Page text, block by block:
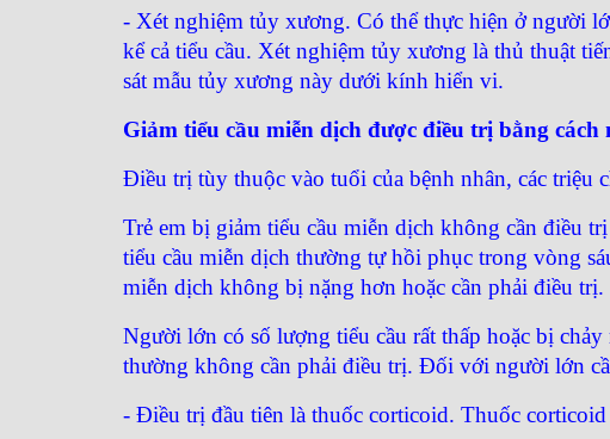
- Xét nghiệm tủy xương. Có thể thực hiện ở người
kể cả tiểu cầu. Xét nghiệm tủy xương là thủ thuật
sát mẫu tủy xương này dưới kính hiển vi.
Giảm tiểu cầu miễn dịch được điều trị bằng cách
Điều trị tùy thuộc vào tuổi của bệnh nhân, các triệu
Trẻ em bị giảm tiểu cầu miễn dịch không cần điều
tiểu cầu miễn dịch thường tự hồi phục trong vòng
miễn dịch không bị nặng hơn hoặc cần phải điều trị.
Người lớn có số lượng tiểu cầu rất thấp hoặc bị
thường không cần phải điều trị. Đối với người lớn
- Điều trị đầu tiên là thuốc corticoid. Thuốc